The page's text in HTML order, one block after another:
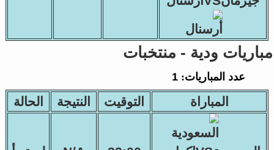
مباريات ودية - منتخبات
عدد المباريات:1
المباراة التوقيت النتيجة الحالة